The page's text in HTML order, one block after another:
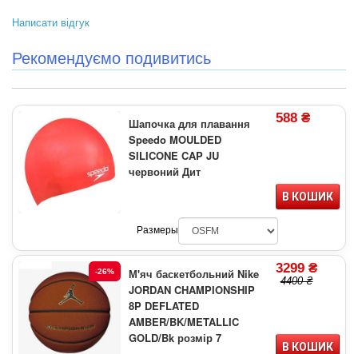
Написати відгук
Рекомендуємо подивитись
Шапочка для плавання
Speedo MOULDED
SILICONE CAP JU
червоний Дит
588 ₴
В КОШИК
Размеры
-26%
М'яч баскетбольний Nike
JORDAN CHAMPIONSHIP
8P DEFLATED
AMBER/BK/METALLIC
GOLD/Bk розмір 7
3299 ₴
4400 ₴
В КОШИК